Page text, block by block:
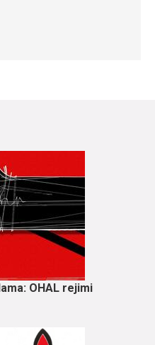
OHAL rejimi